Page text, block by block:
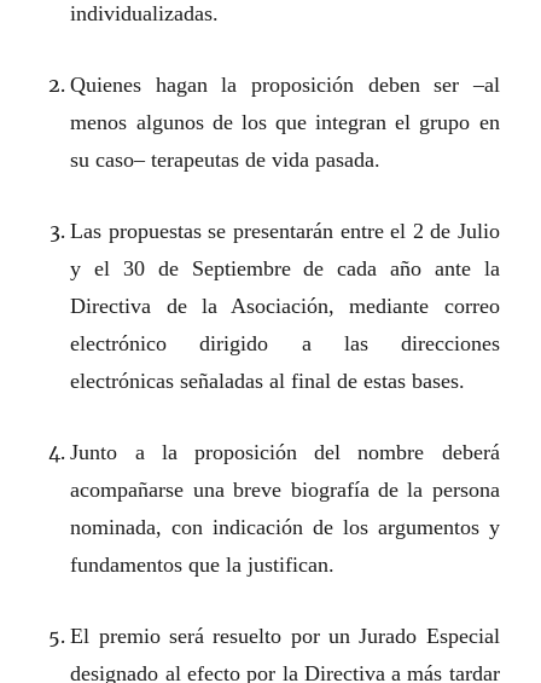
individualizadas.
Quienes hagan la proposición deben ser –al
menos algunos de los que integran el grupo en
su caso– terapeutas de vida pasada.
Las propuestas se presentarán entre el 2 de Julio
y el 30 de Septiembre de cada año ante la
Directiva de la Asociación, mediante correo
electrónico dirigido a las direcciones
electrónicas señaladas al final de estas bases.
Junto a la proposición del nombre deberá
acompañarse una breve biografía de la persona
nominada, con indicación de los argumentos y
fundamentos que la justifican.
El premio será resuelto por un Jurado Especial
designado al efecto por la Directiva a más tardar